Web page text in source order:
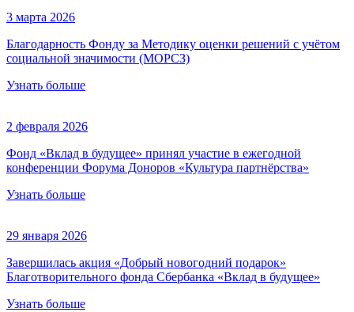
3 марта 2026
Благодарность Фонду за Методику оценки решений с учётом
социальной значимости (МОРСЗ)
Узнать больше
2 февраля 2026
Фонд «Вклад в будущее» принял участие в ежегодной
конференции Форума Доноров «Культура партнёрства»
Узнать больше
29 января 2026
Завершилась акция «Добрый новогодний подарок»
Благотворительного фонда Сбербанка «Вклад в будущее»
Узнать больше